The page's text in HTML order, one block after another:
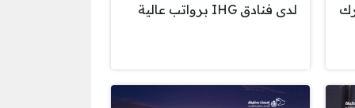
لدى فنادق IHG برواتب عالية